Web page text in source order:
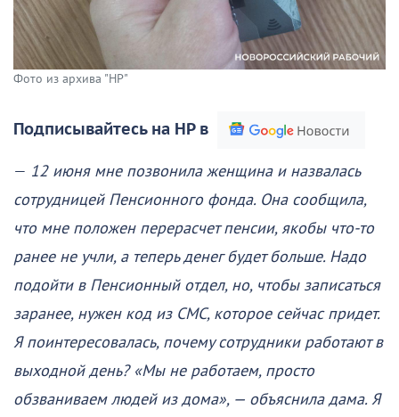
Фото из архива "НР"
Подписывайтесь на НР в
— 12 июня мне позвонила женщина и назвалась
сотрудницей Пенсионного фонда. Она сообщила,
что мне положен перерасчет пенсии, якобы что-то
ранее не учли, а теперь денег будет больше. Надо
подойти в Пенсионный отдел, но, чтобы записаться
заранее, нужен код из СМС, которое сейчас придет.
Я поинтересовалась, почему сотрудники работают в
выходной день? «Мы не работаем, просто
обзваниваем людей из дома», — объяснила дама. Я